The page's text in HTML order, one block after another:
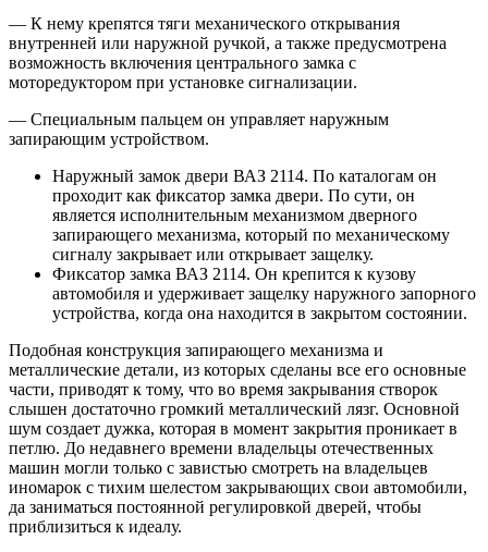
— К нему крепятся тяги механического открывания
внутренней или наружной ручкой, а также предусмотрена
возможность включения центрального замка с
моторедуктором при установке сигнализации.
— Специальным пальцем он управляет наружным
запирающим устройством.
Наружный замок двери ВАЗ 2114. По каталогам он
проходит как фиксатор замка двери. По сути, он
является исполнительным механизмом дверного
запирающего механизма, который по механическому
сигналу закрывает или открывает защелку.
Фиксатор замка ВАЗ 2114. Он крепится к кузову
автомобиля и удерживает защелку наружного запорного
устройства, когда она находится в закрытом состоянии.
Подобная конструкция запирающего механизма и
металлические детали, из которых сделаны все его основные
части, приводят к тому, что во время закрывания створок
слышен достаточно громкий металлический лязг. Основной
шум создает дужка, которая в момент закрытия проникает в
петлю. До недавнего времени владельцы отечественных
машин могли только с завистью смотреть на владельцев
иномарок с тихим шелестом закрывающих свои автомобили,
да заниматься постоянной регулировкой дверей, чтобы
приблизиться к идеалу.